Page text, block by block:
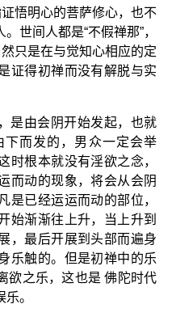
悟明心的菩萨修心，也不
世间人都是“不假禅那”，
只是在与觉知心相应的定
证得初禅而没有解脱与实
是由会阴开始发起，也就
而发的，男众一定会举
时根本就没有淫欲之念，
而动的现象，将会从会阴
是已经运运而动的部位，
始渐渐往上升，当上升到
，最后开展到头部而遍身
乐触的。但是初禅中的乐
欲之乐，这也是 佛陀时代
。